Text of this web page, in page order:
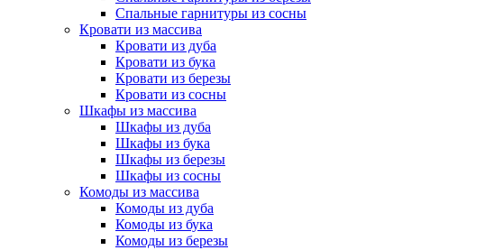
Спальные гарнитуры из сосны
Кровати из массива
Кровати из дуба
Кровати из бука
Кровати из березы
Кровати из сосны
Шкафы из массива
Шкафы из дуба
Шкафы из бука
Шкафы из березы
Шкафы из сосны
Комоды из массива
Комоды из дуба
Комоды из бука
Комоды из березы